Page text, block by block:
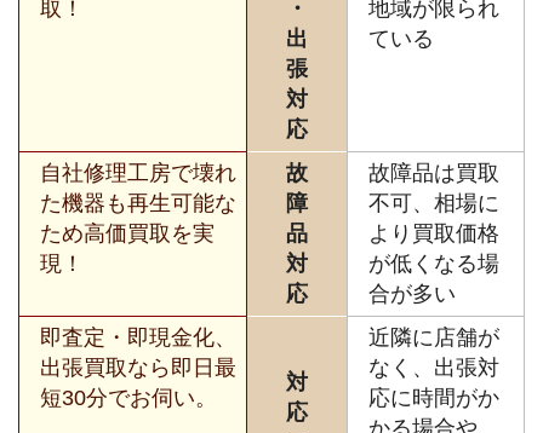
取！
・
出
張
対
応
地域が限られ
ている
自社修理工房で壊れ
た機器も再生可能な
ため高価買取を実
現！
故
障
品
対
応
故障品は買取
不可、相場に
より買取価格
が低くなる場
合が多い
即査定・即現金化、
出張買取なら即日最
短30分でお伺い。
対
応
近隣に店舗が
なく、出張対
応に時間がか
かる場合や、